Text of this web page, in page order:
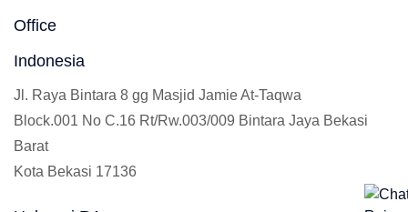
Office
Indonesia
Jl. Raya Bintara 8 gg Masjid Jamie At-Taqwa
Block.001 No C.16 Rt/Rw.003/009 Bintara Jaya Bekasi
Barat
Kota Bekasi 17136